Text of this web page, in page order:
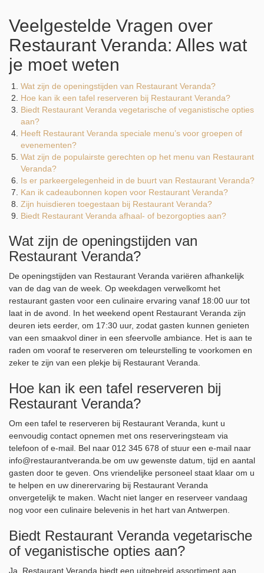
Veelgestelde Vragen over
Restaurant Veranda: Alles wat
je moet weten
Wat zijn de openingstijden van Restaurant Veranda?
Hoe kan ik een tafel reserveren bij Restaurant Veranda?
Biedt Restaurant Veranda vegetarische of veganistische opties
aan?
Heeft Restaurant Veranda speciale menu’s voor groepen of
evenementen?
Wat zijn de populairste gerechten op het menu van Restaurant
Veranda?
Is er parkeergelegenheid in de buurt van Restaurant Veranda?
Kan ik cadeaubonnen kopen voor Restaurant Veranda?
Zijn huisdieren toegestaan bij Restaurant Veranda?
Biedt Restaurant Veranda afhaal- of bezorgopties aan?
Wat zijn de openingstijden van
Restaurant Veranda?
De openingstijden van Restaurant Veranda variëren afhankelijk
van de dag van de week. Op weekdagen verwelkomt het
restaurant gasten voor een culinaire ervaring vanaf 18:00 uur tot
laat in de avond. In het weekend opent Restaurant Veranda zijn
deuren iets eerder, om 17:30 uur, zodat gasten kunnen genieten
van een smaakvol diner in een sfeervolle ambiance. Het is aan te
raden om vooraf te reserveren om teleurstelling te voorkomen en
zeker te zijn van een plekje bij Restaurant Veranda.
Hoe kan ik een tafel reserveren bij
Restaurant Veranda?
Om een tafel te reserveren bij Restaurant Veranda, kunt u
eenvoudig contact opnemen met ons reserveringsteam via
telefoon of e-mail. Bel naar 012 345 678 of stuur een e-mail naar
info@restaurantveranda.be om uw gewenste datum, tijd en aantal
gasten door te geven. Ons vriendelijke personeel staat klaar om u
te helpen en uw dinerervaring bij Restaurant Veranda
onvergetelijk te maken. Wacht niet langer en reserveer vandaag
nog voor een culinaire belevenis in het hart van Antwerpen.
Biedt Restaurant Veranda vegetarische
of veganistische opties aan?
Ja, Restaurant Veranda biedt een uitgebreid assortiment aan